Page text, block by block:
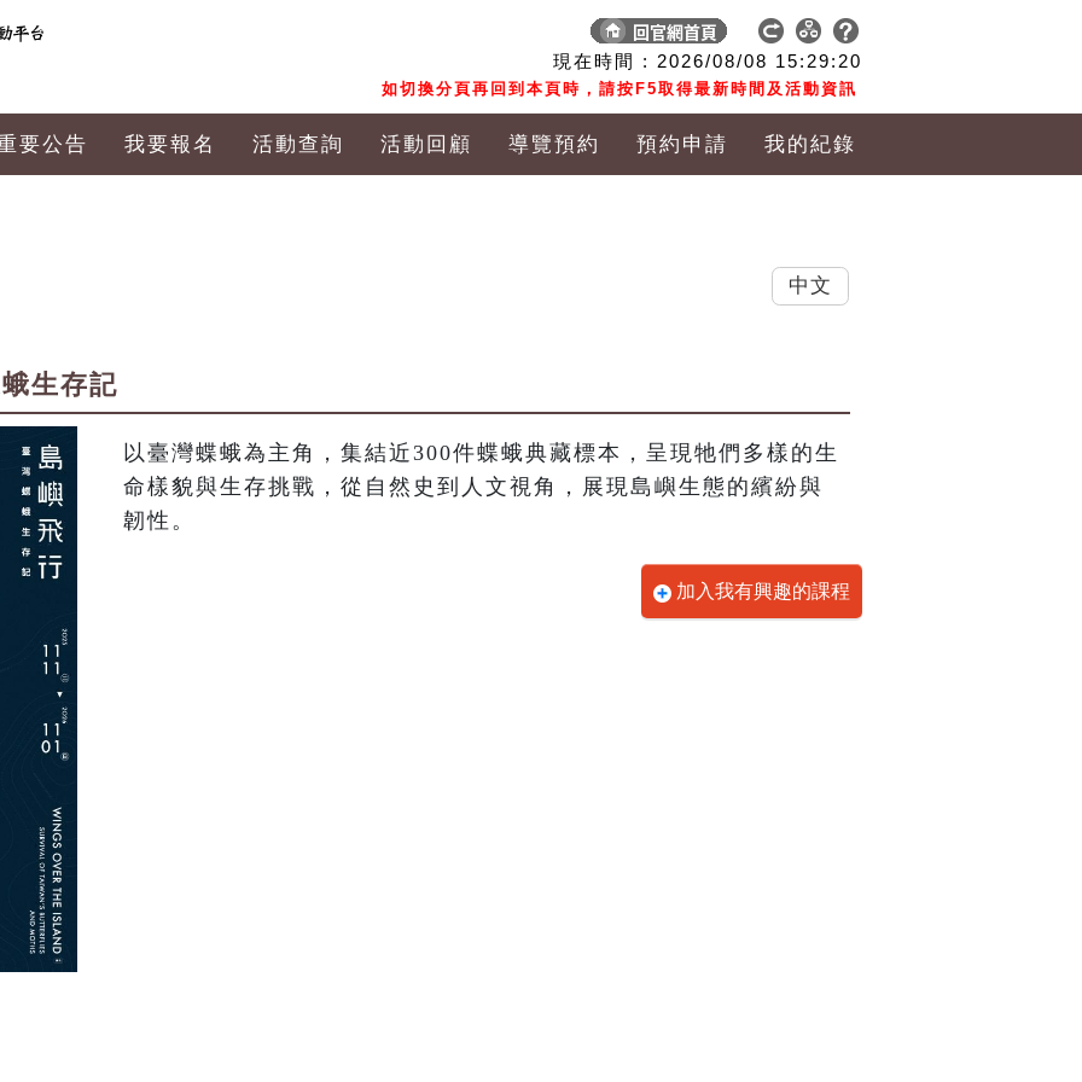
現在時間 : 2026/08/08 15:29:21
如切換分頁再回到本頁時，請按F5取得最新時間及活動資訊
要公告 我要報名 活動查詢 活動回顧 導覽預約 預約申請 我的紀錄
生存記
以臺灣蝶蛾為主角，集結近300件蝶蛾典藏標本，呈現牠們多樣的生
命樣貌與生存挑戰，從自然史到人文視角，展現島嶼生態的繽紛與
韌性。
加入我有興趣的課程